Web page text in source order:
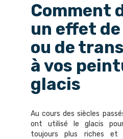
Comment
un effet
ou de
à vos
glacis
Au cours des siècles
ont utilisé le glacis
toujours plus riches et